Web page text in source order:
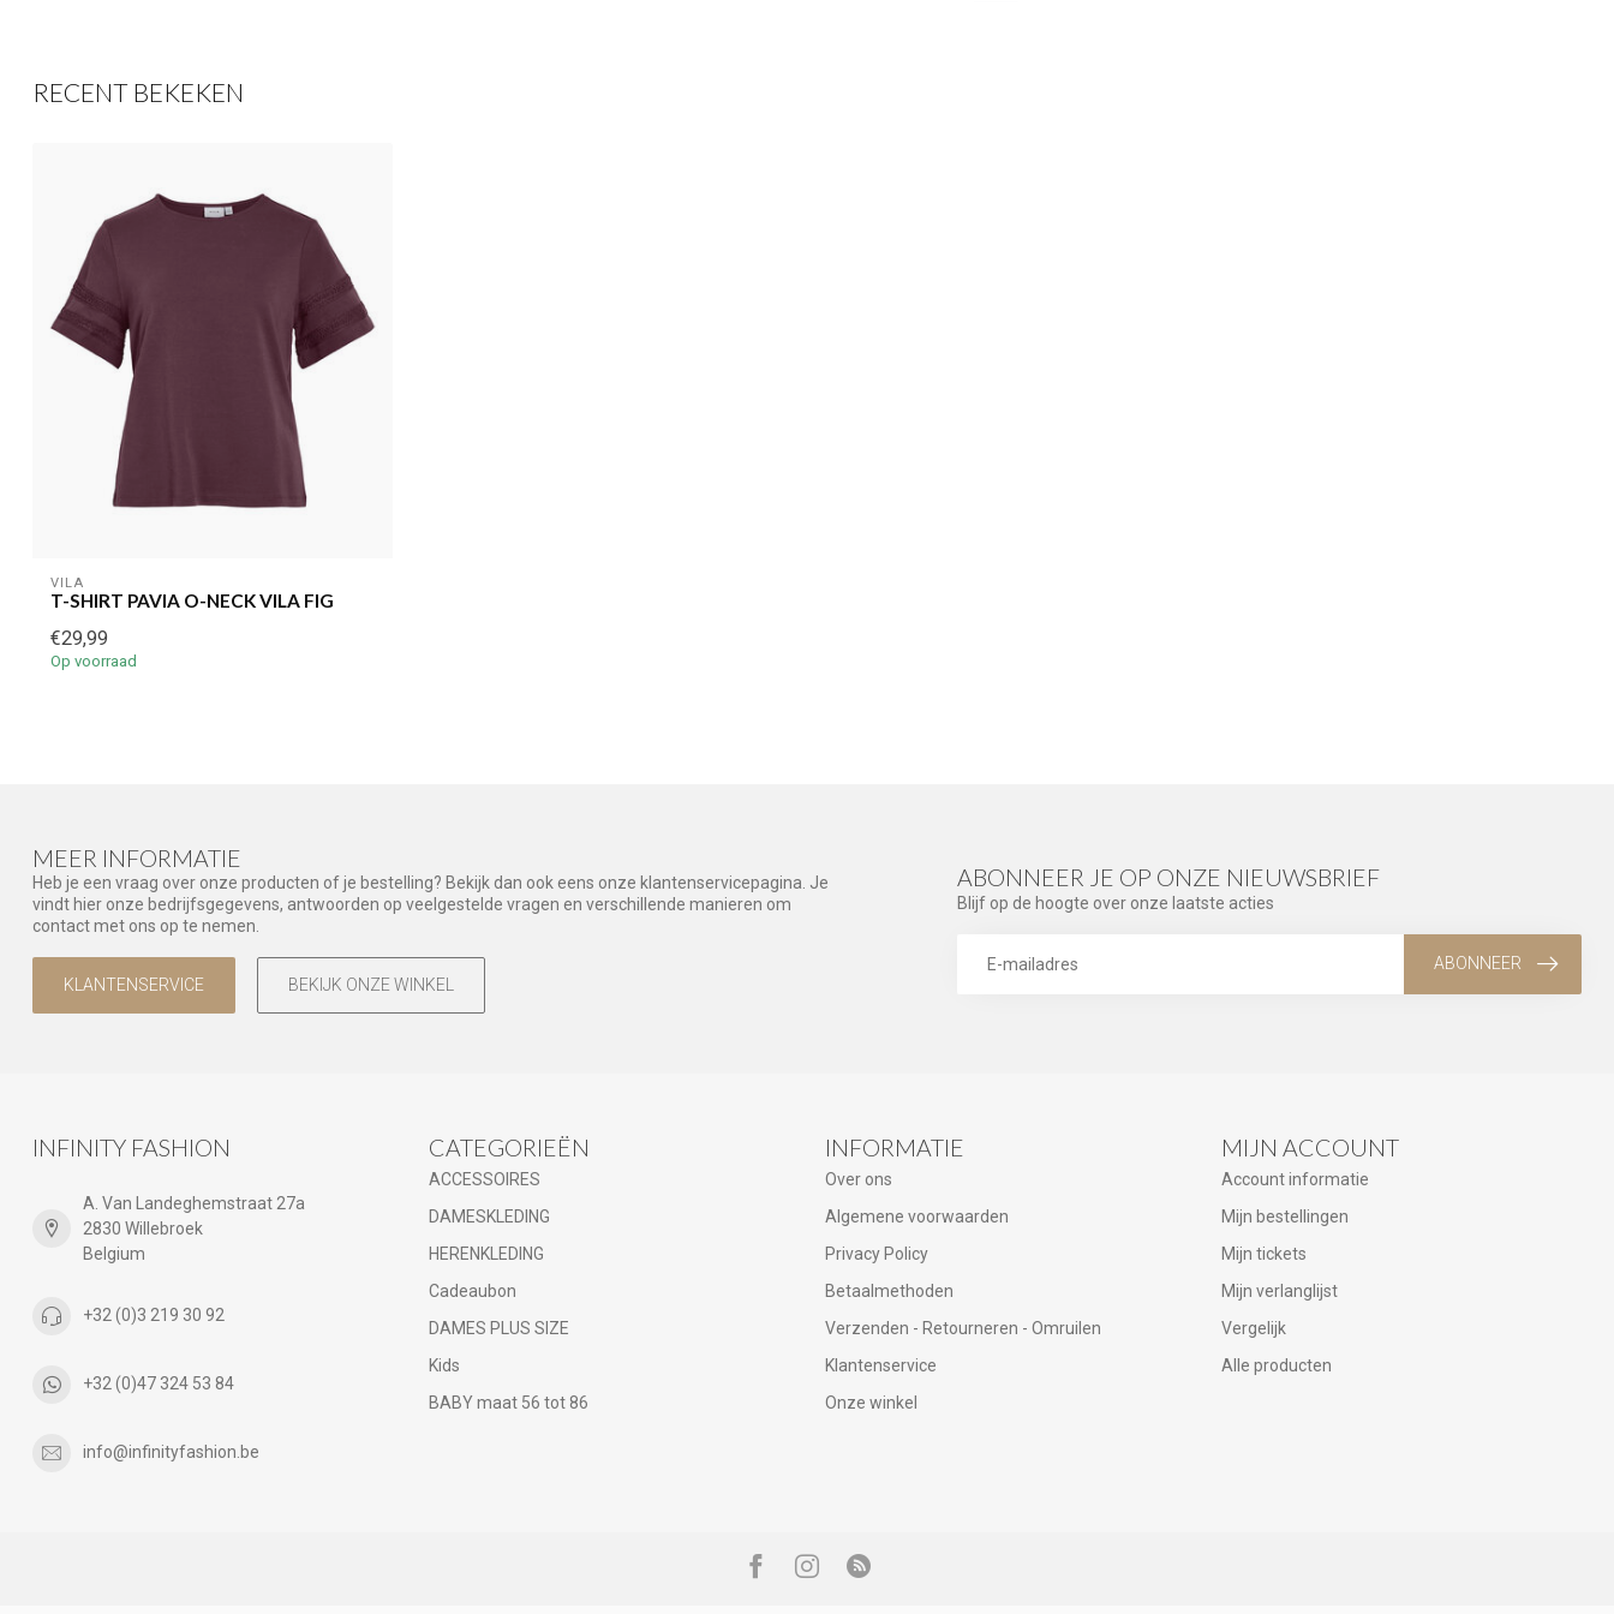
RECENT BEKEKEN
VILA
T-SHIRT PAVIA O-NECK VILA FIG
€29,99
Op voorraad
MEER INFORMATIE
Heb je een vraag over onze producten of je bestelling? Bekijk dan ook eens onze klantenservicepagina. Je
vindt hier onze bedrijfsgegevens, antwoorden op veelgestelde vragen en verschillende manieren om
contact met ons op te nemen.
KLANTENSERVICE BEKIJK ONZE WINKEL
ABONNEER JE OP ONZE NIEUWSBRIEF
Blijf op de hoogte over onze laatste acties
ABONNEER
INFINITY FASHION
A. Van Landeghemstraat 27a
2830 Willebroek
Belgium
+32 (0)3 219 30 92
+32 (0)47 324 53 84
info@infinityfashion.be
CATEGORIEËN
ACCESSOIRES
DAMESKLEDING
HERENKLEDING
Cadeaubon
DAMES PLUS SIZE
Kids
BABY maat 56 tot 86
INFORMATIE
Over ons
Algemene voorwaarden
Privacy Policy
Betaalmethoden
Verzenden - Retourneren - Omruilen
Klantenservice
Onze winkel
MIJN ACCOUNT
Account informatie
Mijn bestellingen
Mijn tickets
Mijn verlanglijst
Vergelijk
Alle producten